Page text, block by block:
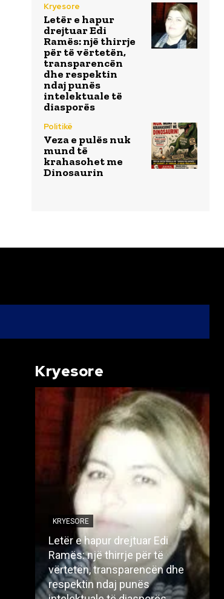
Kryesore
Letër e hapur
drejtuar Edi
Ramës: një thirrje
për të vërtetën,
transparencën
dhe respektin
ndaj punës
intelektuale të
diasporës
Politikë
Veza e pulës nuk
mund të
krahasohet me
Dinosaurin
Kryesore
KRYESORE
Letër e hapur drejtuar Edi
Ramës: një thirrje për të
vërtetën, transparencën dhe
respektin ndaj punës